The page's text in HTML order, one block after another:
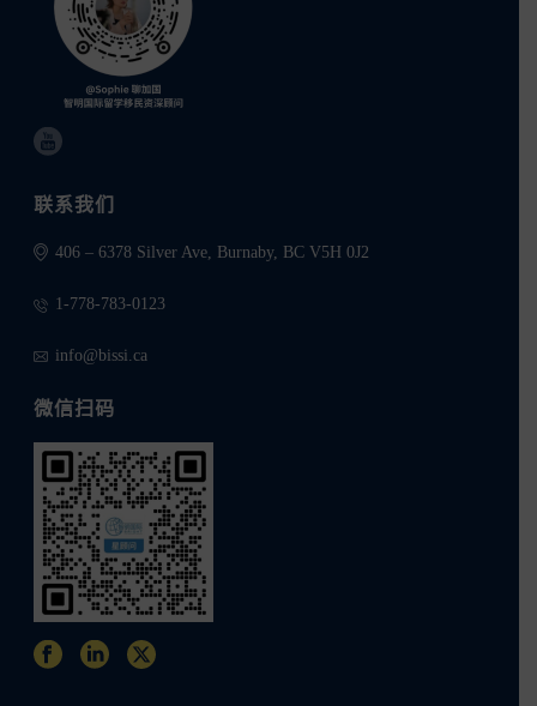
联系我们
406 – 6378 Silver Ave, Burnaby, BC V5H 0J2
1-778-783-0123
info@bissi.ca
微信扫码